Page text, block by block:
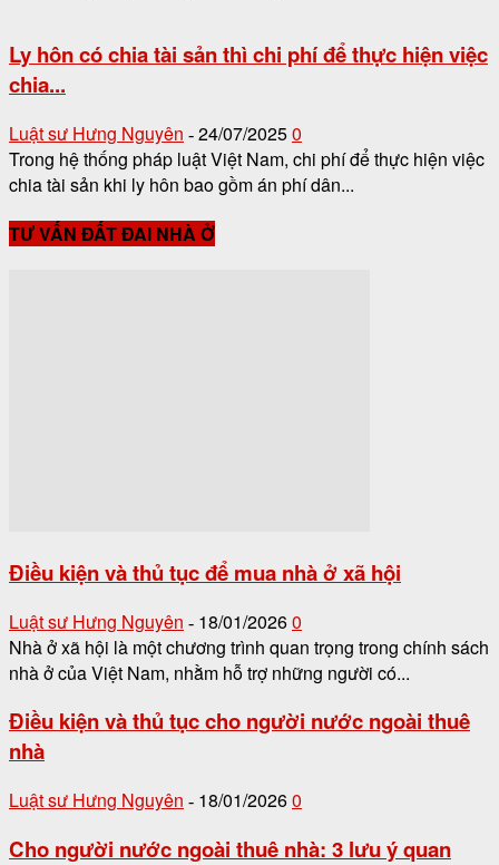
Ly hôn có chia tài sản thì chi phí để thực hiện việc
chia...
Luật sư Hưng Nguyên - 24/07/20250
Trong hệ thống pháp luật Việt Nam, chi phí để thực hiện việc
chia tài sản khi ly hôn bao gồm án phí dân...
TƯ VẤN ĐẤT ĐAI NHÀ Ở
Điều kiện và thủ tục để mua nhà ở xã hội
Luật sư Hưng Nguyên - 18/01/20260
Nhà ở xã hội là một chương trình quan trọng trong chính sách
nhà ở của Việt Nam, nhằm hỗ trợ những người có...
Điều kiện và thủ tục cho người nước ngoài thuê
nhà
Luật sư Hưng Nguyên - 18/01/20260
Cho người nước ngoài thuê nhà: 3 lưu ý quan